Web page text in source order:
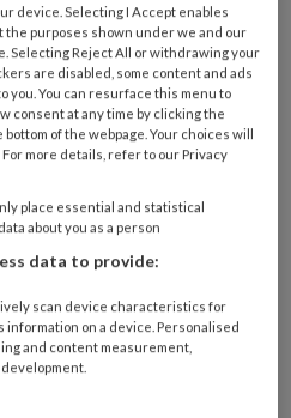
aan
zet ze zich in voor
onderwijs waarin
elkaar.
device. Selecting I Accept enables
purposes shown under we and our
Selecting Reject All or withdrawing your
are disabled, some content and ads
you. You can resurface this menu to
consent at any time by clicking the
of the webpage. Your choices will
more details, refer to our Privacy
place essential and statistical
about you as a person
data to provide:
scan device characteristics for
on a device. Personalised
and content measurement,